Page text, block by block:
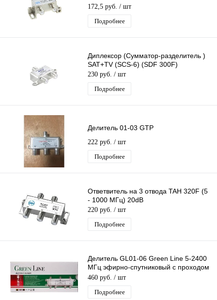
172,5 руб. / шт
Подробнее
Диплексор (Сумматор-разделитель )
SAT+TV (SCS-6) (SDF 300F)
230 руб. / шт
Подробнее
Делитель 01-03 GTP
222 руб. / шт
Подробнее
Ответвитель на 3 отвода TAH 320F (5
- 1000 МГц) 20dB
220 руб. / шт
Подробнее
Делитель GL01-06 Green Line 5-2400
МГц эфирно-спутниковый с проходом
питания 1х6
460 руб. / шт
Подробнее